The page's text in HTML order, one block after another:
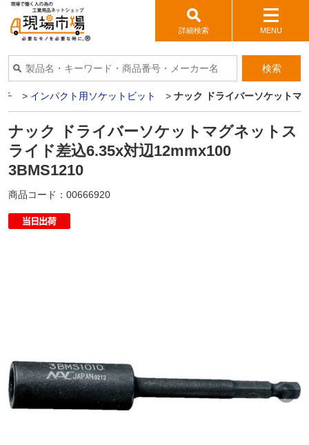
詳細検索 MENU
検索
チ > インパクト用ソケットビット > ナック ドライバーソケットマ
ナック ドライバーソケットマグネットス
ライド差込6.35x対辺12mmx100
3BMS1210
商品コード： 00666920